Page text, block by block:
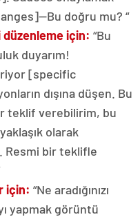
doğru mu? “
için: “Bu
duyarım!
[specific
dışına düşen. Bu
teklif verebilirim, bu
olarak
Resmi bir teklifle
için: “Ne aradığınızı
yapmak görüntü